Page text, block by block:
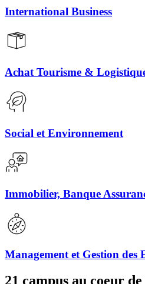
International Business
Achat Tourisme &
Social et Environnement
Immobilier, Banque
Management et Gestion des
21 campus au coeur